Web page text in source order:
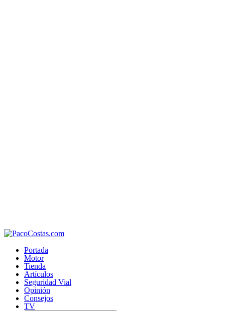
Portada
Motor
Tienda
Artículos
Seguridad Vial
Opinión
Consejos
TV